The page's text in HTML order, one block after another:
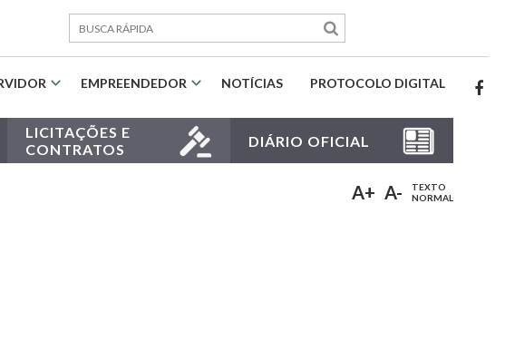
EMPREENDEDOR NOTÍCIAS PROTOCOLO DIGITAL
LICITAÇÕES E
CONTRATOS
DIÁRIO OFICIAL
A+ A-
TEXTO
NORMAL